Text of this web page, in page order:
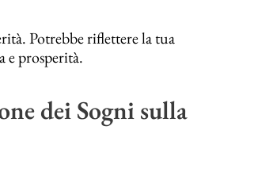
Potrebbe riflettere la tua
e prosperità.
dei Sogni sulla